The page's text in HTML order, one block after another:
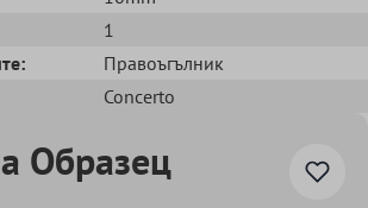
1
Правоъгълник
Concerto
Образец